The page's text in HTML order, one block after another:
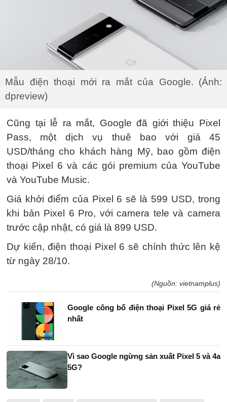
Mẫu điện thoại mới ra mắt của Google. (Ảnh:
dpreview)
Cũng tại lễ ra mắt, Google đã giới thiệu Pixel
Pass, một dịch vụ thuê bao với giá 45
USD/tháng cho khách hàng Mỹ, bao gồm điện
thoại Pixel 6 và các gói premium của YouTube
và YouTube Music.
Giá khởi điểm của Pixel 6 sẽ là 599 USD, trong
khi bản Pixel 6 Pro, với camera tele và camera
trước cập nhật, có giá là 899 USD.
Dự kiến, điện thoại Pixel 6 sẽ chính thức lên kệ
từ ngày 28/10.
(Nguồn: vietnamplus)
Google công bố điện thoại Pixel 5G giá rẻ
nhất
Vì sao Google ngừng sản xuất Pixel 5 và 4a
5G?